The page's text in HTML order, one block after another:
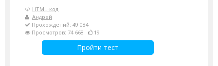
HTML-код
Андрей
Прохождений: 49 084
Просмотров: 74 668
19
Пройти тест